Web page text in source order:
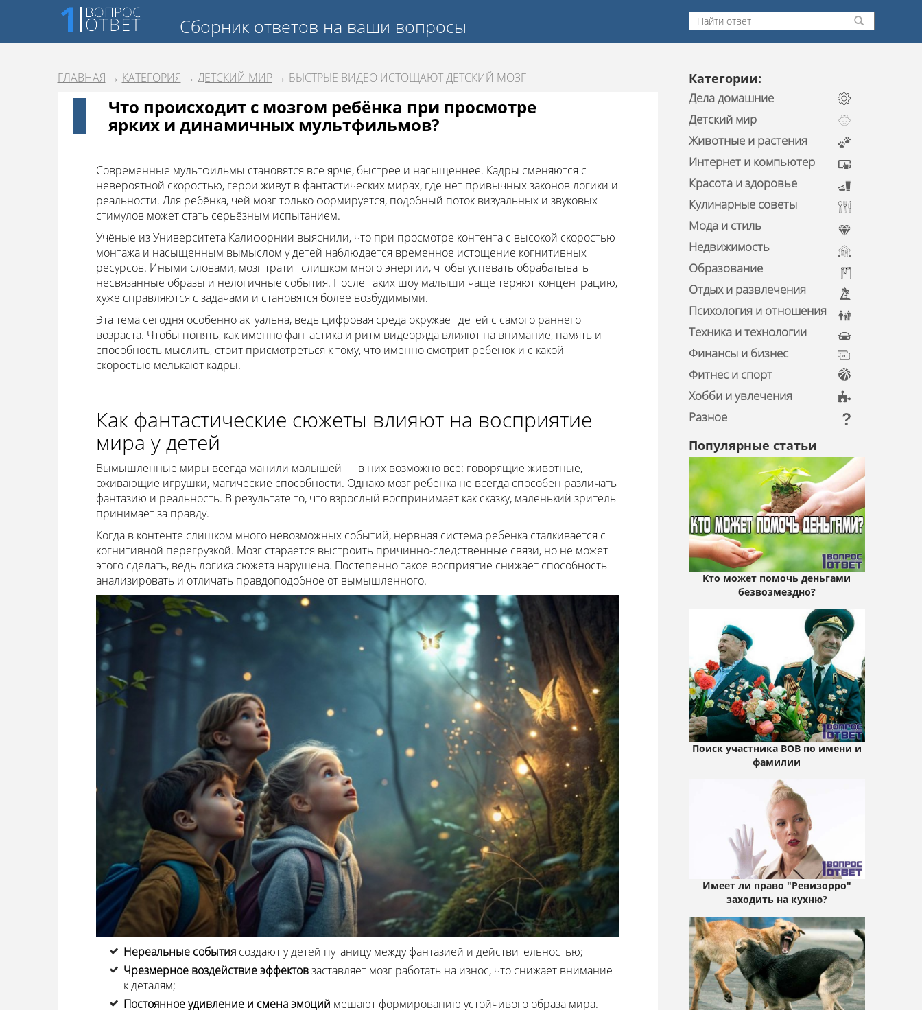
Сборник ответов на ваши вопросы
ГЛАВНАЯ → КАТЕГОРИЯ → ДЕТСКИЙ МИР→ БЫСТРЫЕ ВИДЕО ИСТОЩАЮТ ДЕТСКИЙ МОЗГ
Что происходит с мозгом ребёнка при просмотре
ярких и динамичных мультфильмов?
Современные мультфильмы становятся всё ярче, быстрее и насыщеннее. Кадры сменяются с
невероятной скоростью, герои живут в фантастических мирах, где нет привычных законов логики и
реальности. Для ребёнка, чей мозг только формируется, подобный поток визуальных и звуковых
стимулов может стать серьёзным испытанием.
Учёные из Университета Калифорнии выяснили, что при просмотре контента с высокой скоростью
монтажа и насыщенным вымыслом у детей наблюдается временное истощение когнитивных
ресурсов. Иными словами, мозг тратит слишком много энергии, чтобы успевать обрабатывать
несвязанные образы и нелогичные события. После таких шоу малыши чаще теряют концентрацию,
хуже справляются с задачами и становятся более возбудимыми.
Эта тема сегодня особенно актуальна, ведь цифровая среда окружает детей с самого раннего
возраста. Чтобы понять, как именно фантастика и ритм видеоряда влияют на внимание, память и
способность мыслить, стоит присмотреться к тому, что именно смотрит ребёнок и с какой
скоростью мелькают кадры.
Как фантастические сюжеты влияют на восприятие
мира у детей
Вымышленные миры всегда манили малышей — в них возможно всё: говорящие животные,
оживающие игрушки, магические способности. Однако мозг ребёнка не всегда способен различать
фантазию и реальность. В результате то, что взрослый воспринимает как сказку, маленький зритель
принимает за правду.
Когда в контенте слишком много невозможных событий, нервная система ребёнка сталкивается с
когнитивной перегрузкой. Мозг старается выстроить причинно-следственные связи, но не может
этого сделать, ведь логика сюжета нарушена. Постепенно такое восприятие снижает способность
анализировать и отличать правдоподобное от вымышленного.
Нереальные событиясоздают у детей путаницу между фантазией и действительностью;
Чрезмерное воздействие эффектовзаставляет мозг работать на износ, что снижает внимание
к деталям;
Постоянное удивление и смена эмоций мешают формированию устойчивого образа мира.
Категории:
Дела домашние
Детский мир
Животные и растения
Интернет и компьютер
Красота и здоровье
Кулинарные советы
Мода и стиль
Недвижимость
Образование
Отдых и развлечения
Психология и отношения
Техника и технологии
Финансы и бизнес
Фитнес и спорт
Хобби и увлечения
Разное
Популярные статьи
Кто может помочь деньгами
безвозмездно?
Поиск участника ВОВ по имени и
фамилии
Имеет ли право "Ревизорро"
заходить на кухню?